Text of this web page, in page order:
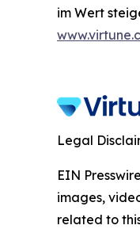
im Wert
Legal
EIN
images,
related to